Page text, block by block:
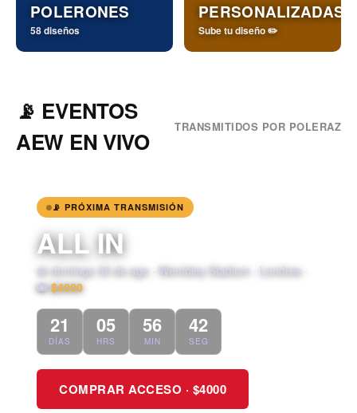
POLERONES
58 diseños
PERSONALIZADAS
Sube tu diseño ✏️
📡 EVENTOS
AEW EN VIVO
TRANSMITIDOS POR POLERAZ
📡 PRÓXIMA TRANSMISIÓN
ALL IN
📅 domingo 30 de ago · Wembley Stadium · Londres ·
🎟️$4000
21
DÍAS
05
HRS
56
MIN
40
SEG
COMPRAR ACCESO · $4000